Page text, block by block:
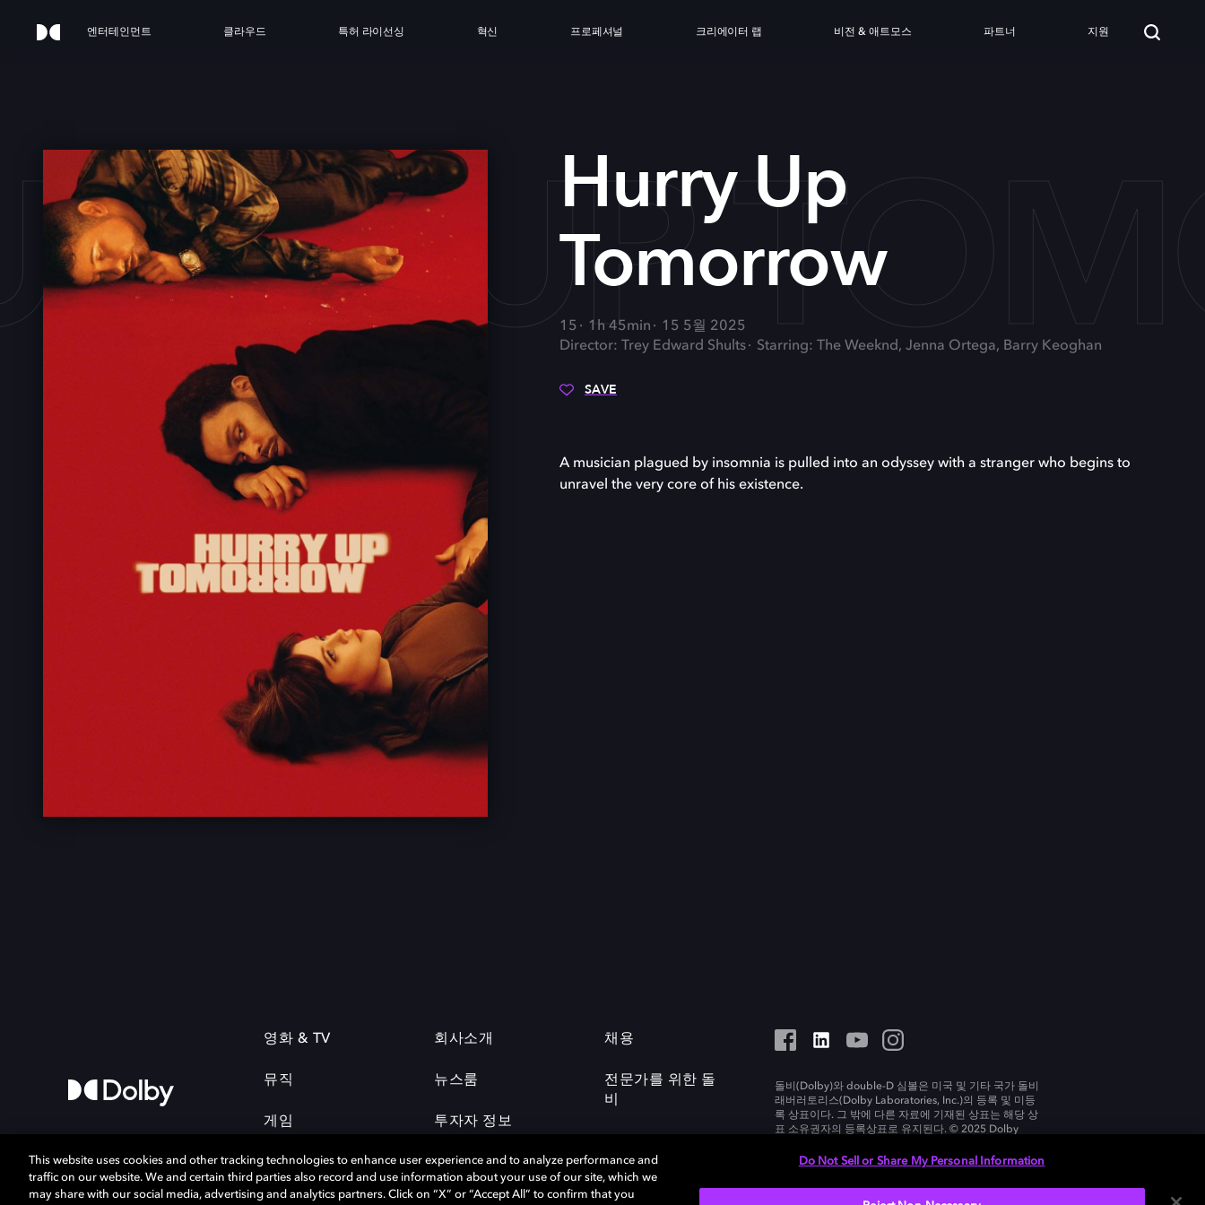
엔터테인먼트 클라우드 특허 라이선싱 혁신 프로페셔널 크리에이터 랩 비전 & 애트모스 파트너 지원
UP
Hurry Up
Tomorrow
15 1h 45min
15 5월 2025
Director: Trey Edward Shults
Starring: The Weeknd, Jenna Ortega, Barry Keoghan
SAVE
A musician plagued by insomnia is pulled into an odyssey with a stranger who begins to
unravel the very core of his existence.
영화 & TV
뮤직
게임
회사소개
뉴스룸
투자자 정보
채용
전문가를 위한 돌
비
돌비(Dolby)와 double-D 심볼은 미국 및 기타 국가 돌비
래버러토리스(Dolby Laboratories, Inc.)의 등록 및 미등
록 상표이다. 그 밖에 다른 자료에 기재된 상표는 해당 상
표 소유권자의 등록상표로 유지된다. © 2025 Dolby
This website uses cookies and other tracking technologies to enhance user experience and to analyze performance and
traffic on our website. We and certain third parties also record and use information about your use of our site, which we
may share with our social media, advertising and analytics partners. Click on “X” or “Accept All” to confirm that you
Do Not Sell or Share My Personal Information